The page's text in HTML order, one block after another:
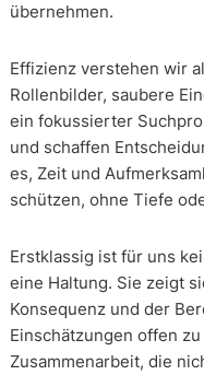
übernehmen.
Effizienz verstehen wir
Rollenbilder, saubere
ein fokussierter
und schaffen
es, Zeit und
schützen, ohne Tiefe
Erstklassig ist für uns
eine Haltung. Sie zeigt
Konsequenz und der
Einschätzungen offen
Zusammenarbeit, die